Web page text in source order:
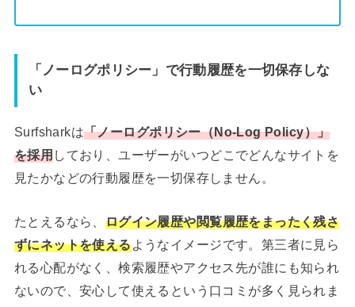
「ノーログポリシー」で行動履歴を一切保存しな
い
Surfsharkは「ノーログポリシー（No-Log Policy）」
を採用 しており、ユーザーがいつどこでどんなサイトを
見たかなどの行動履歴を一切保存しません。
たとえるなら、 ログイン履歴や閲覧履歴をまったく残さ
ずにネットを使えるようなイメージです。第三者に見ら
れる心配がなく、検索履歴やアクセス先が誰にも知られ
ないので、安心して使えるという口コミが多く見られま